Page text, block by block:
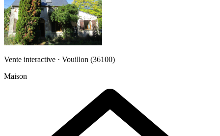
Vente interactive · Vouillon (36100)
Maison